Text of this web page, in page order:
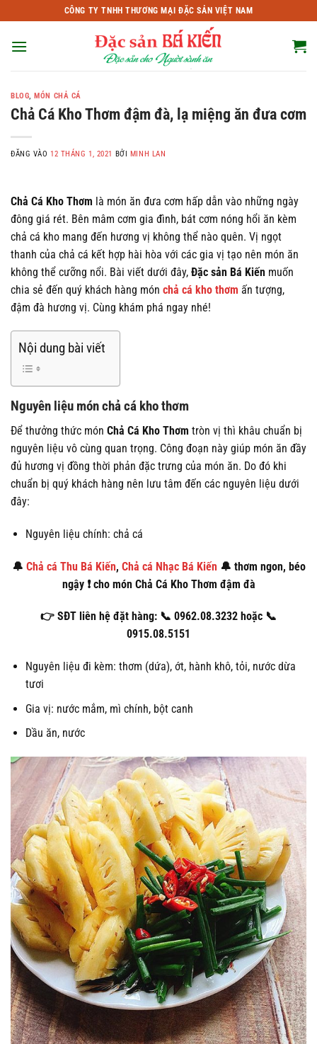
qua
nội
CÔNG TY TNHH THƯƠNG MẠI ĐẶC SẢN VIỆT NAM
BLOG,MÓN CHẢ CÁ
Chả Cá Kho Thơm đậm đà, lạ miệng ăn đưa cơm
ĐĂNG VÀO12 THÁNG 1, 2021 BỞI MINH LAN
Chả Cá Kho Thơm là món ăn đưa cơm hấp dẫn vào những ngày
đông giá rét. Bên mâm cơm gia đình, bát cơm nóng hổi ăn kèm
chả cá kho mang đến hương vị không thể nào quên. Vị ngọt
thanh của chả cá kết hợp hài hòa với các gia vị tạo nên món ăn
không thể cưỡng nổi. Bài viết dưới đây, Đặc sản Bá Kiến muốn
chia sẻ đến quý khách hàng món chả cá kho thơm ấn tượng,
đậm đà hương vị. Cùng khám phá ngay nhé!
Nội dung bài viết
Nguyên liệu món chả cá kho thơm
Để thưởng thức món Chả Cá Kho Thơm tròn vị thì khâu chuẩn bị
nguyên liệu vô cùng quan trọng. Công đoạn này giúp món ăn đầy
đủ hương vị đồng thời phản đặc trưng của món ăn. Do đó khi
chuẩn bị quý khách hàng nên lưu tâm đến các nguyên liệu dưới
đây:
Nguyên liệu chính: chả cá
🔔 Chả cá Thu Bá Kiến, Chả cá Nhạc Bá Kiến 🔔 thơm ngon, béo
ngậy ❗ cho món Chả Cá Kho Thơm đậm đà
👉 SĐT liên hệ đặt hàng: 📞 0962.08.3232 hoặc 📞
0915.08.5151
Nguyên liệu đi kèm: thơm (dứa), ớt, hành khô, tỏi, nước dừa
tươi
Gia vị: nước mắm, mì chính, bột canh
Dầu ăn, nước